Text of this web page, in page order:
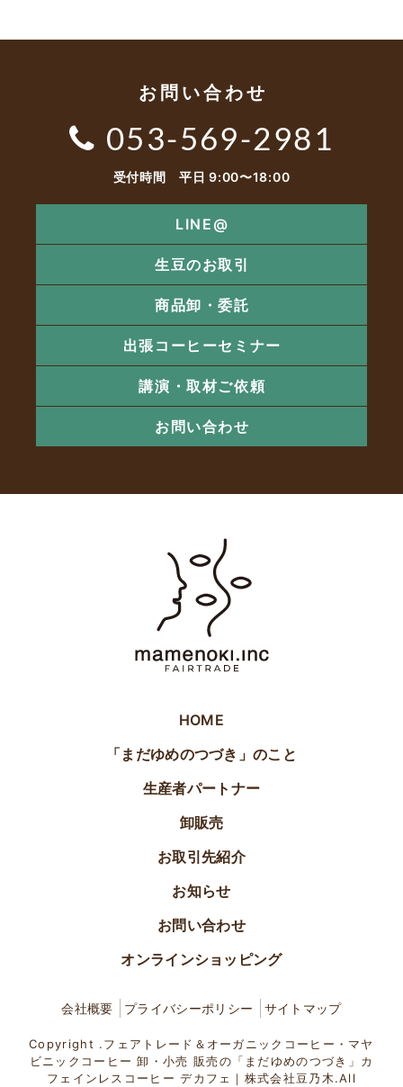
お問い合わせ
053-569-2981
受付時間 平日 9:00〜18:00
LINE@
生豆のお取引
商品卸・委託
出張コーヒーセミナー
講演・取材ご依頼
お問い合わせ
HOME
「まだゆめのつづき」のこと
生産者パートナー
卸販売
お取引先紹介
お知らせ
お問い合わせ
オンラインショッピング
会社概要 プライバシーポリシー サイトマップ
Copyright .フェアトレード＆オーガニックコーヒー・マヤ
ビニックコーヒー 卸・小売 販売の「まだゆめのつづき」カ
フェインレスコーヒー デカフェ｜株式会社豆乃木.All